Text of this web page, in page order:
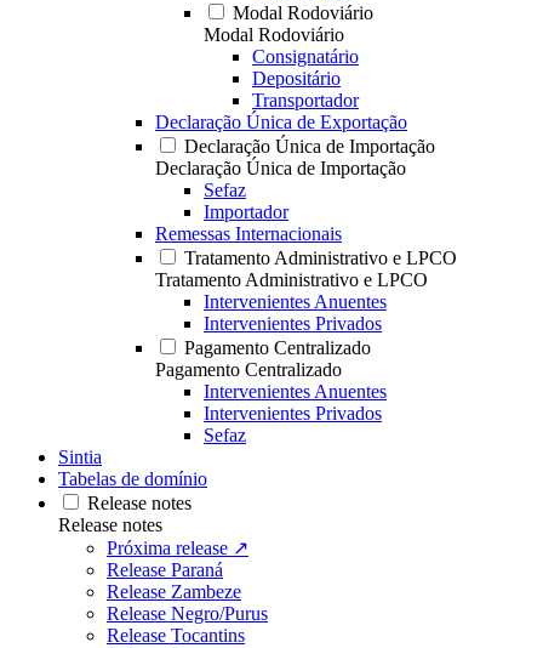
Modal Rodoviário
Modal Rodoviário
Consignatário
Depositário
Transportador
Declaração Única de Exportação
Declaração Única de Importação
Declaração Única de Importação
Sefaz
Importador
Remessas Internacionais
Tratamento Administrativo e LPCO
Tratamento Administrativo e LPCO
Intervenientes Anuentes
Intervenientes Privados
Pagamento Centralizado
Pagamento Centralizado
Intervenientes Anuentes
Intervenientes Privados
Sefaz
Sintia
Tabelas de domínio
Release notes
Release notes
Próxima release ↗
Release Paraná
Release Zambeze
Release Negro/Purus
Release Tocantins